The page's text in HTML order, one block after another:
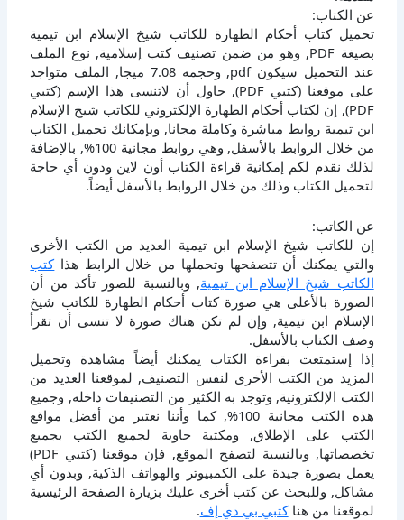
عن الكتاب:
تحميل كتاب أحكام الطهارة للكاتب شيخ الإسلام ابن تيمية
بصيغة PDF, وهو من ضمن تصنيف كتب إسلامية, نوع الملف
عند التحميل سيكون pdf, وحجمه 7.08 ميجا, الملف متواجد
على موقعنا (كتبي PDF), حاول أن لاتنسى هذا الإسم (كتبي
PDF), إن لكتاب أحكام الطهارة الإلكتروني للكاتب شيخ الإسلام
ابن تيمية روابط مباشرة وكاملة مجانا, وبإمكانك تحميل الكتاب
من خلال الروابط بالأسفل, وهي روابط مجانية 100%, بالإضافة
لذلك نقدم لكم إمكانية قراءة الكتاب أون لاين ودون أي حاجة
لتحميل الكتاب وذلك من خلال الروابط بالأسفل أيضاً.
عن الكاتب:
إن للكاتب شيخ الإسلام ابن تيمية العديد من الكتب الأخرى
والتي يمكنك أن تتصفحها وتحملها من خلال الرابط هذاكتب
الكاتب شيخ الإسلام ابن تيمية, وبالنسبة للصور تأكد من أن
الصورة بالأعلى هي صورة كتاب أحكام الطهارة للكاتب شيخ
الإسلام ابن تيمية, وإن لم تكن هناك صورة لا تنسى أن تقرأ
وصف الكتاب بالأسفل.
إذا إستمتعت بقراءة الكتاب يمكنك أيضاً مشاهدة وتحميل
المزيد من الكتب الأخرى لنفس التصنيف, لموقعنا العديد من
الكتب الإلكترونية, وتوجد به الكثير من التصنيفات داخله, وجميع
هذه الكتب مجانية 100%, كما وأننا نعتبر من أفضل مواقع
الكتب على الإطلاق, ومكتبة حاوية لجميع الكتب بجميع
تخصصاتها, وبالنسبة لتصفح الموقع, فإن موقعنا (كتبي PDF)
يعمل بصورة جيدة على الكمبيوتر والهواتف الذكية, وبدون أي
مشاكل, وللبحث عن كتب أخرى عليك بزيارة الصفحة الرئيسية
لموقعنا من هناكتبي بي دي إف.